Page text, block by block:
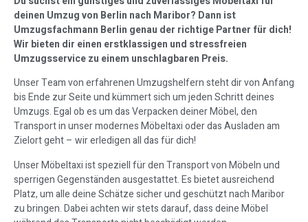
deinen Umzug von Berlin nach Maribor? Dann ist
Umzugsfachmann Berlin genau der richtige Partner für dich!
Wir bieten dir einen erstklassigen und stressfreien
Umzugsservice zu einem unschlagbaren Preis.
Unser Team von erfahrenen Umzugshelfern steht dir von Anfang
bis Ende zur Seite und kümmert sich um jeden Schritt deines
Umzugs. Egal ob es um das Verpacken deiner Möbel, den
Transport in unser modernes Möbeltaxi oder das Ausladen am
Zielort geht – wir erledigen all das für dich!
Unser Möbeltaxi ist speziell für den Transport von Möbeln und
sperrigen Gegenständen ausgestattet. Es bietet ausreichend
Platz, um alle deine Schätze sicher und geschützt nach Maribor
zu bringen. Dabei achten wir stets darauf, dass deine Möbel